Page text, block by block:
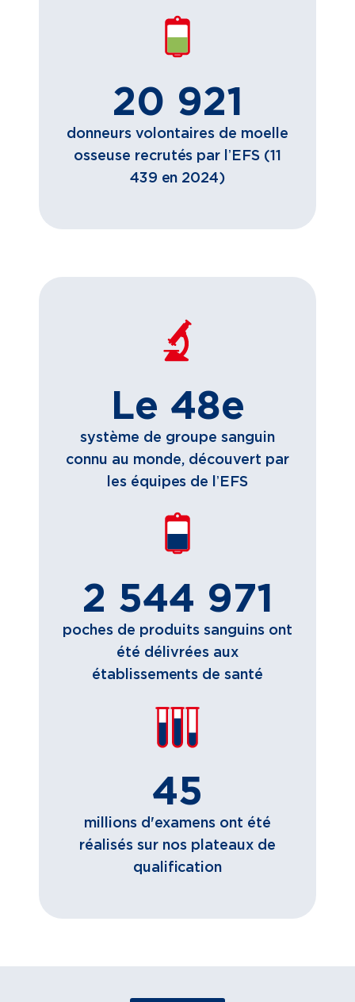
20 921
donneurs volontaires de moelle
osseuse recrutés par lʼEFS (11
439 en 2024)
Le 48e
système de groupe sanguin
connu au monde, découvert par
les équipes de lʼEFS
2 544 971
poches de produits sanguins ont
été délivrées aux
établissements de santé
45
millions d'examens ont été
réalisés sur nos plateaux de
qualification